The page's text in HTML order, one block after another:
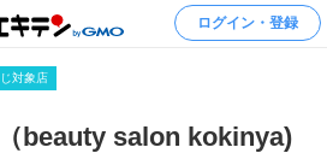
ログイン・登録
対象店
beauty salon kokinya)